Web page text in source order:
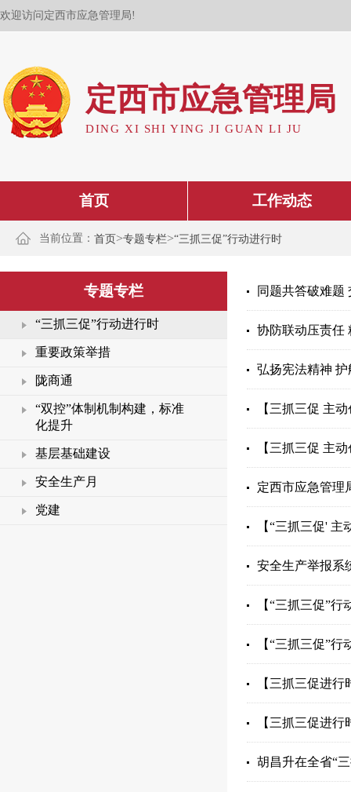
欢迎访问定西市应急管理局!
定西市应急管理局
DING XI SHI YING JI GUAN LI JU
首页 工作动态
当前位置： 首页>专题专栏>“三抓三促”行动进行时
专题专栏
“三抓三促”行动进行时
重要政策举措
陇商通
“双控”体制机制构建，标准
化提升
基层基础建设
安全生产月
党建
同题共答破难
协防联动压责任
弘扬宪法精神
【三抓三促 主
【三抓三促 主
定西市应急管理
【“三抓三促'
安全生产举报系
【“三抓三促”
【“三抓三促”
【三抓三促进
【三抓三促进
胡昌升在全省“